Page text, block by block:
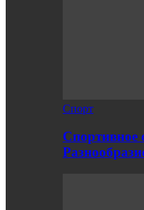
Спорт
Спортивное